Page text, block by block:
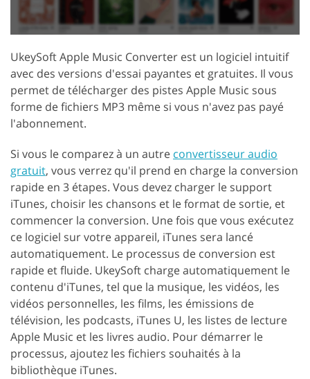
UkeySoft Apple Music Converter est un logiciel intuitif
avec des versions d'essai payantes et gratuites. Il vous
permet de télécharger des pistes Apple Music sous
forme de fichiers MP3 même si vous n'avez pas payé
l'abonnement.
Si vous le comparez à un autre convertisseur audio
gratuit, vous verrez qu'il prend en charge la conversion
rapide en 3 étapes. Vous devez charger le support
iTunes, choisir les chansons et le format de sortie, et
commencer la conversion. Une fois que vous exécutez
ce logiciel sur votre appareil, iTunes sera lancé
automatiquement. Le processus de conversion est
rapide et fluide. UkeySoft charge automatiquement le
contenu d'iTunes, tel que la musique, les vidéos, les
vidéos personnelles, les films, les émissions de
télévision, les podcasts, iTunes U, les listes de lecture
Apple Music et les livres audio. Pour démarrer le
processus, ajoutez les fichiers souhaités à la
bibliothèque iTunes.